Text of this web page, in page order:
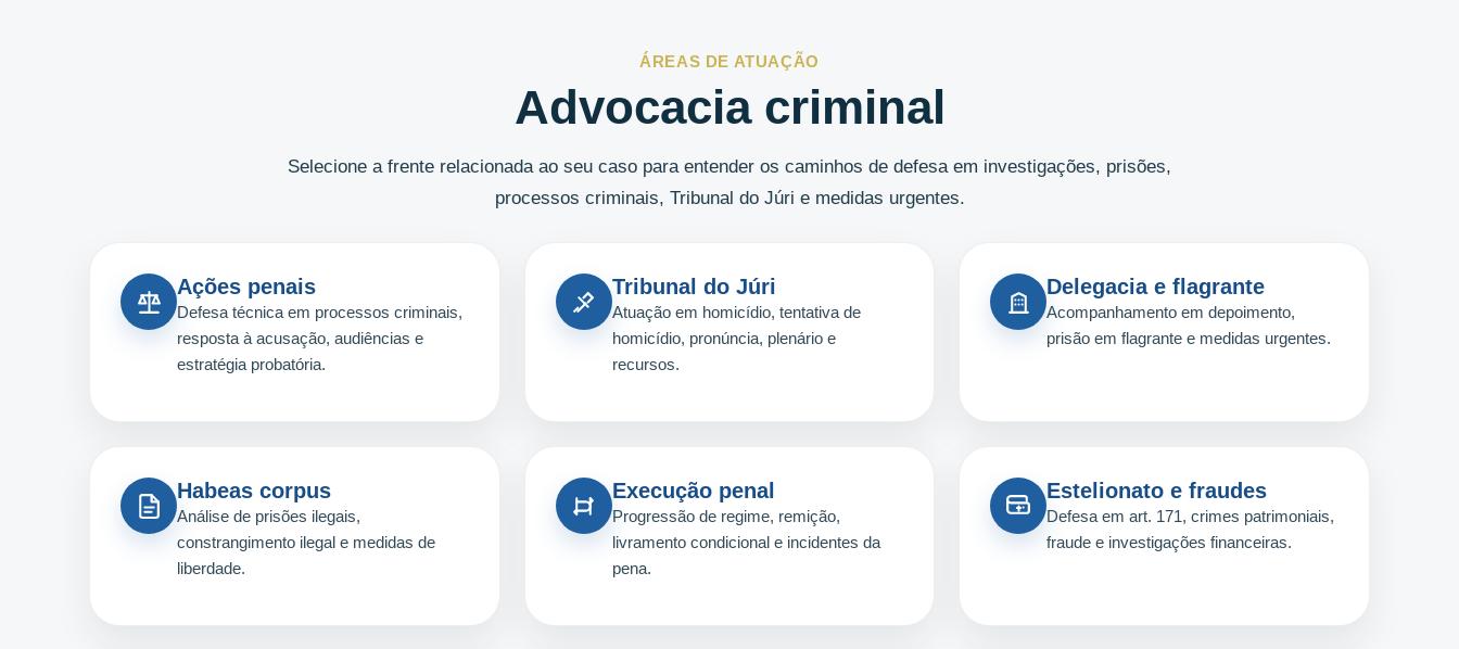
ÁREAS DE ATUAÇÃO
Advocacia criminal
Selecione a frente relacionada ao seu caso para entender os caminhos de defesa em investigações, prisões,
processos criminais, Tribunal do Júri e medidas urgentes.
Ações penais
Defesa técnica em processos criminais,
resposta à acusação, audiências e
estratégia probatória.
Tribunal do Júri
Atuação em homicídio, tentativa de
homicídio, pronúncia, plenário e
recursos.
Delegacia e flagrante
Acompanhamento em depoimento,
prisão em flagrante e medidas urgentes.
Habeas corpus
Análise de prisões ilegais,
constrangimento ilegal e medidas de
liberdade.
Execução penal
Progressão de regime, remição,
livramento condicional e incidentes da
pena.
Estelionato e fraudes
Defesa em art. 171, crimes patrimoniais,
fraude e investigações financeiras.